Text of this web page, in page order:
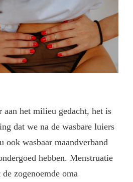
aan het milieu gedacht, het is
dat we na de wasbare luiers
ook wasbaar maandverband
hebben. Menstruatie
zogenoemde oma